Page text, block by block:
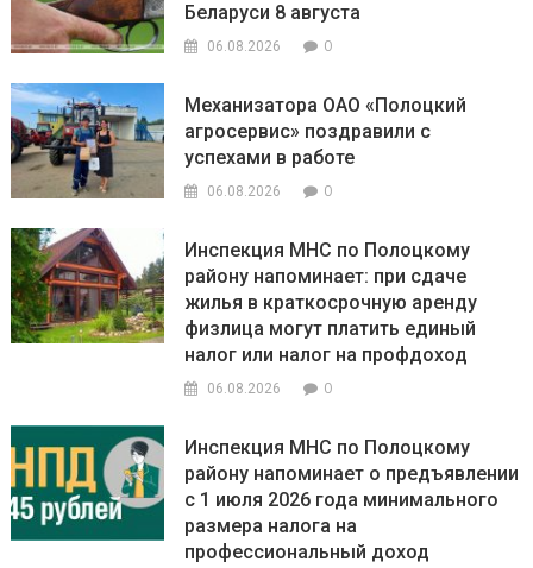
Беларуси 8 августа
06.08.2026 0
Механизатора ОАО «Полоцкий
агросервис» поздравили с
успехами в работе
06.08.2026 0
Инспекция МНС по Полоцкому
району напоминает: при сдаче
жилья в краткосрочную аренду
физлица могут платить единый
налог или налог на профдоход
06.08.2026 0
Инспекция МНС по Полоцкому
району напоминает о предъявлении
с 1 июля 2026 года минимального
размера налога на
профессиональный доход